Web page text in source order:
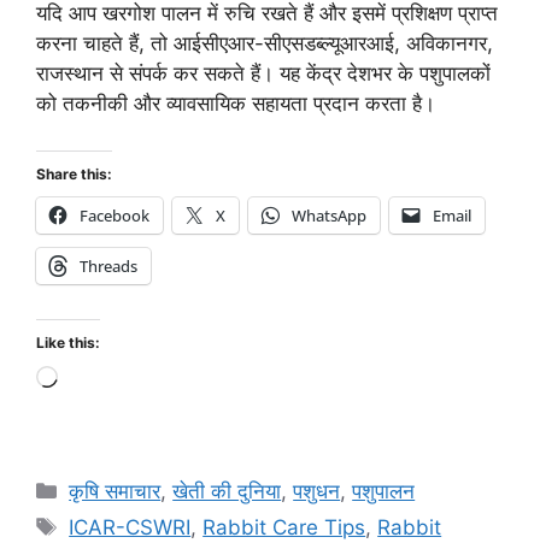
यदि आप खरगोश पालन में रुचि रखते हैं और इसमें प्रशिक्षण प्राप्त
करना चाहते हैं, तो आईसीएआर-सीएसडब्ल्यूआरआई, अविकानगर,
राजस्थान से संपर्क कर सकते हैं। यह केंद्र देशभर के पशुपालकों
को तकनीकी और व्यावसायिक सहायता प्रदान करता है।
Share this:
Facebook X WhatsApp Email
Threads
Like this:
कृषि समाचार,खेती की दुनिया,पशुधन,पशुपालन
ICAR-CSWRI, Rabbit Care Tips, Rabbit